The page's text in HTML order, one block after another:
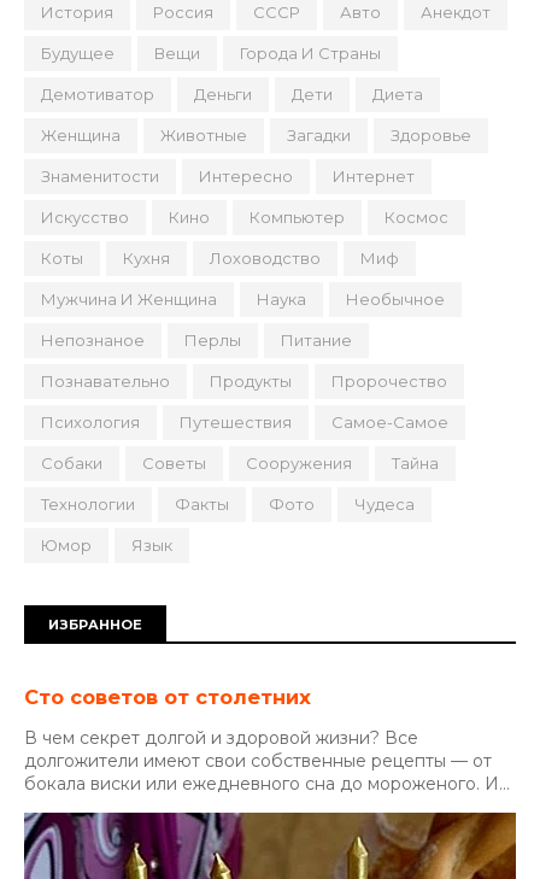
История Россия СССР Авто Анекдот
Будущее Вещи Города И Страны
Демотиватор Деньги Дети Диета
Женщина Животные Загадки Здоровье
Знаменитости Интересно Интернет
Искусство Кино Компьютер Космос
Коты Кухня Лоховодство Миф
Мужчина И Женщина Наука Необычное
Непознаное Перлы Питание
Познавательно Продукты Пророчество
Психология Путешествия Самое-Самое
Собаки Советы Сооружения Тайна
Технологии Факты Фото Чудеса
Юмор Язык
ИЗБРАННОЕ
Сто советов от столетних
В чем секрет долгой и здоровой жизни? Все
долгожители имеют свои собственные рецепты — от
бокала виски или ежедневного сна до мороженого. И...